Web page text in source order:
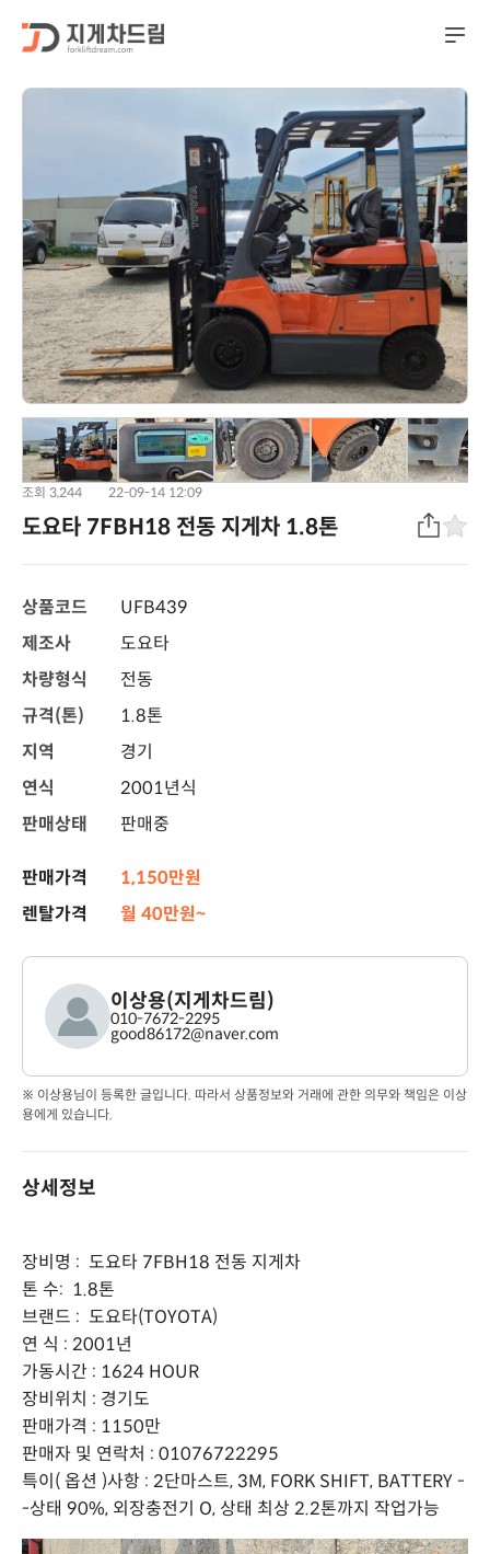
조회 3,244 22-09-14 12:09
도요타 7FBH18 전동 지게차 1.8톤
상품코드
UFB439
제조사
도요타
차량형식
전동
규격(톤)
1.8톤
지역
경기
연식
2001년식
판매상태
판매중
판매가격
1,150만원
렌탈가격
월 40만원~
이상용(지게차드림)
010-7672-2295
good86172@naver.com
※ 이상용님이 등록한 글입니다. 따라서 상품정보와 거래에 관한 의무와 책임은 이상
용에게 있습니다.
상세정보
장비명 : 도요타 7FBH18 전동 지게차
톤 수: 1.8톤
브랜드 : 도요타(TOYOTA)
연 식 : 2001년
가동시간 : 1624 HOUR
장비위치 : 경기도
판매가격 : 1150만
판매자 및 연락처 : 01076722295
특이( 옵션 )사항 : 2단마스트, 3M, FORK SHIFT, BATTERY -
-상태 90%, 외장충전기 O, 상태 최상 2.2톤까지 작업가능